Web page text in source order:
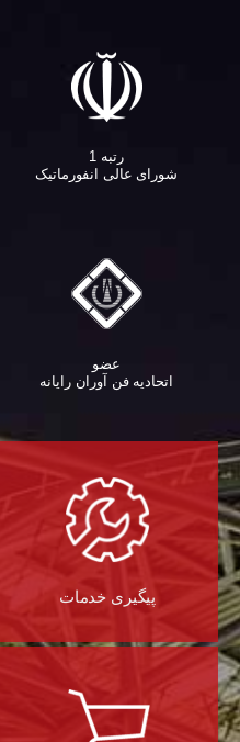
رتبه 1
شورای عالی انفورماتیک
عضو
اتحادیه فن آوران رایانه
پیگیری خدمات